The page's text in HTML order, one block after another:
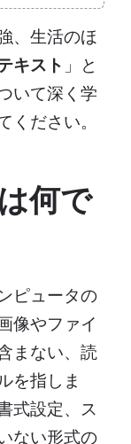
、生活のほ
キスト 」と
いて深く学
ください。
何で
ピュータの
像やファイ
まない、読
を指しま
式設定、ス
ない形式の